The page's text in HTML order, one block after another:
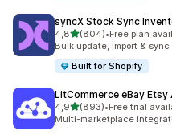
syncX Stock Sync
4,8de 5 estrelas
(804)
804 total de avaliações
•Free plan
Bulk update, import &
Built for Shopify
LitCommerce eBay Etsy
4,9de 5 estrelas
(893)
893 total de avaliações
•Free trial
Multi-marketplace